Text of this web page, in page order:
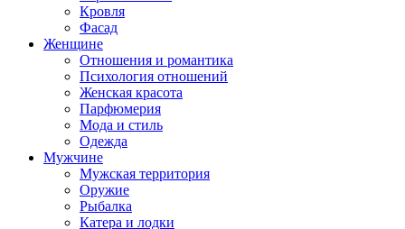
Кровля
Фасад
Женщине
Отношения и романтика
Психология отношений
Женская красота
Парфюмерия
Мода и стиль
Одежда
Мужчине
Мужская территория
Оружие
Рыбалка
Катера и лодки